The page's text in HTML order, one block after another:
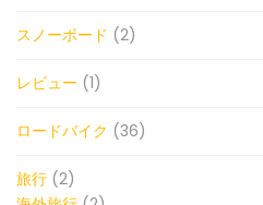
スノーボード (2)
レビュー (1)
ロードバイク (36)
旅行 (2)